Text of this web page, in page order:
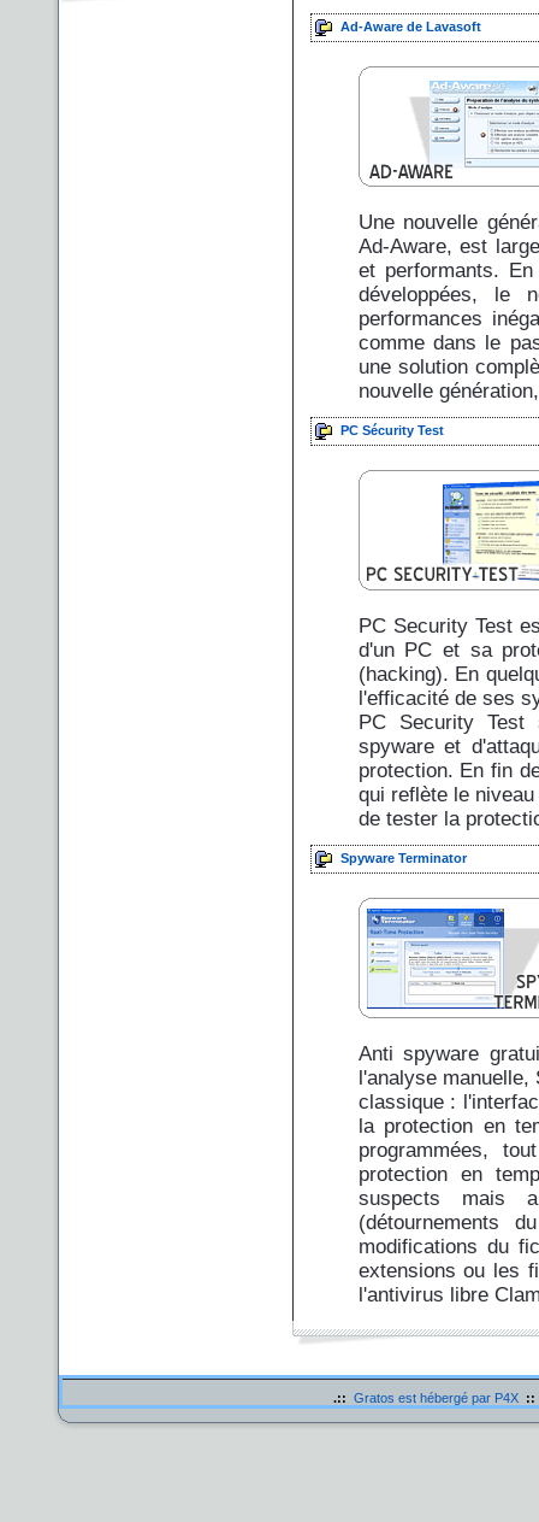
Ad-Aware de Lavasoft
Une nouvelle
Ad-Aware, est
et performants.
développées, le
performances
comme dans le
une solution
nouvelle
PC Sécurity Test
PC Security Test
d'un PC et sa
(hacking). En
l'efficacité de ses
PC Security Test
spyware et
protection. En fin
qui reflète le
de tester la
Spyware Terminator
Anti spyware
l'analyse
classique :
la protection en
programmées,
protection en
suspects mais
(détournements
modifications du
extensions ou les
l'antivirus libre
.:: Gratos est hébergé par P4X ::